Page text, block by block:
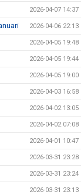
2026-04-07 14:37
2026-04-06 22:13
2026-04-05 19:48
2026-04-05 19:44
2026-04-05 19:00
2026-04-03 16:58
2026-04-02 13:05
2026-04-02 07:08
2026-04-01 10:47
2026-03-31 23:28
2026-03-31 23:24
2026-03-31 23:13